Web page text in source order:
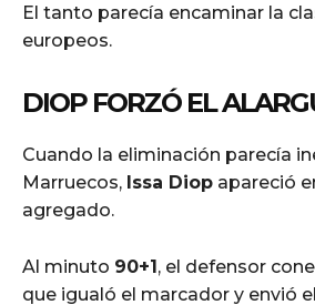
El tanto parecía encaminar la
europeos.
DIOP FORZÓ EL
Cuando la eliminación parecía
Marruecos, Issa Diop apareció
agregado.
Al minuto 90+1, el defensor
que igualó el marcador y envió